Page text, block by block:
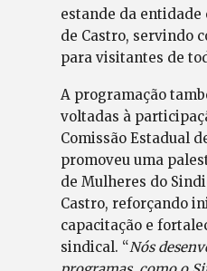
estande da entidade
de Castro, servindo
para visitantes de
A programação
voltadas à
Comissão Estadual
promoveu uma
de Mulheres do
Castro, reforçando
capacitação e
sindical. “Nós